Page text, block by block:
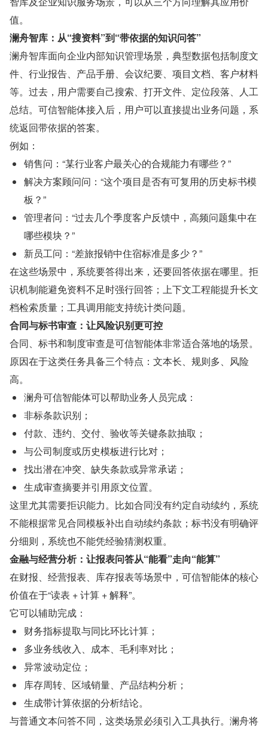
值。
澜舟智库：从“搜资料”到“带依据的知识问答”
澜舟智库面向企业内部知识管理场景，典型数据包括制度文
件、行业报告、产品手册、会议纪要、项目文档、客户材料
等。过去，用户需要自己搜索、打开文件、定位段落、人工
总结。可信智能体接入后，用户可以直接提出业务问题，系
统返回带依据的答案。
例如：
销售问：“某行业客户最关心的合规能力有哪些？”
解决方案顾问问：“这个项目是否有可复用的历史标书模
板？”
管理者问：“过去几个季度客户反馈中，高频问题集中在
哪些模块？”
新员工问：“差旅报销中住宿标准是多少？”
在这些场景中，系统要答得出来，还要回答依据在哪里。拒
识机制能避免资料不足时强行回答；上下文工程能提升长文
档检索质量；工具调用能支持统计类问题。
合同与标书审查：让风险识别更可控
合同、标书和制度审查是可信智能体非常适合落地的场景。
原因在于这类任务具备三个特点：文本长、规则多、风险
高。
澜舟可信智能体可以帮助业务人员完成：
非标条款识别；
付款、违约、交付、验收等关键条款抽取；
与公司制度或历史模板进行比对；
找出潜在冲突、缺失条款或异常承诺；
生成审查摘要并引用原文位置。
这里尤其需要拒识能力。比如合同没有约定自动续约，系统
不能根据常见合同模板补出自动续约条款；标书没有明确评
分细则，系统也不能凭经验猜测权重。
金融与经营分析：让报表问答从“能看”走向“能算”
在财报、经营报表、库存报表等场景中，可信智能体的核心
价值在于“读表 + 计算 + 解释”。
它可以辅助完成：
财务指标提取与同比环比计算；
多业务线收入、成本、毛利率对比；
异常波动定位；
库存周转、区域销量、产品结构分析；
生成带计算依据的分析结论。
与普通文本问答不同，这类场景必须引入工具执行。澜舟将